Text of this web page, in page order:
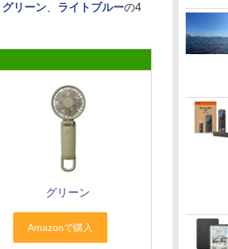
グリーン ライトブルーの4
グリーン